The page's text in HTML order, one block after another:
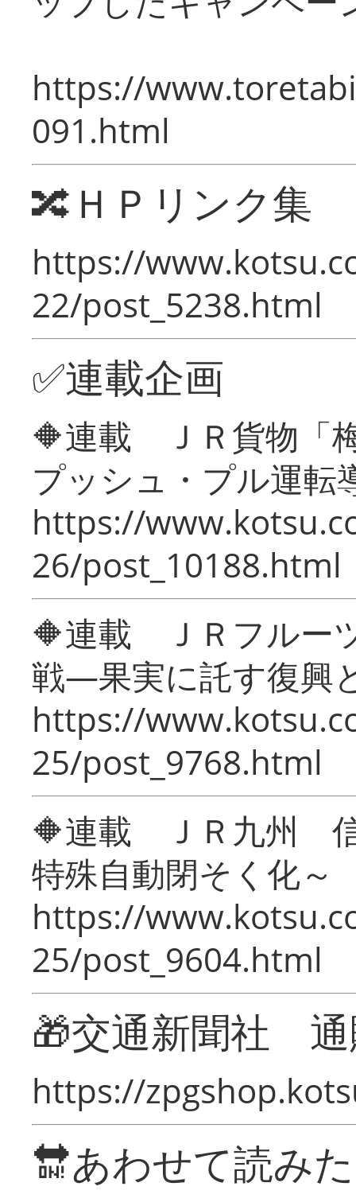
https://
091.html
🔀ＨＰリンク集
https://
22/post_5238.html
✅連載企画
🔶連載 ＪＲ貨物「
プッシュ・プル運転
https://
26/post_10188.html
🔶連載 ＪＲフルー
戦―果実に託す復興
https://
25/post_9768.html
🔶連載 ＪＲ九州 信
特殊自動閉そく化～
https://
25/post_9604.html
🎁交通新聞社
https://
🔛あわせて読み